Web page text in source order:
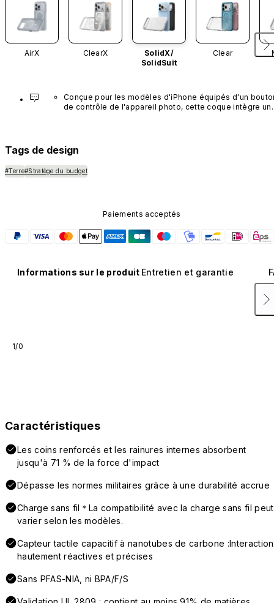
AirX ClearX
SolidX/
SolidSuit
Clear
Conçue pour les modèles d'iPhone équipés d'un
de contrôle de l'appareil photo, cette coque intègre un
Tags de design
#Terre#Stratège du budget
Paiements acceptés
Informations sur le produit Entretien et garantie
1/0
Caractéristiques
Les coins renforcés et les rainures internes absorbent
jusqu'à 71 % de la force d'impact
Dépasse les normes militaires grâce à une durabilité accrue
Charge sans fil＊La compatibilité avec la charge sans fil peut
varier selon les modèles.
Capteur tactile capacitif à nanotubes de carbone
hautement réactives et précises
Sans PFAS-NIA, ni BPA/F/S